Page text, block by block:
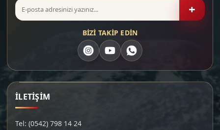
+
BİZİ TAKİP EDİN
İLETİŞİM
Tel: (0542) 798 14 24